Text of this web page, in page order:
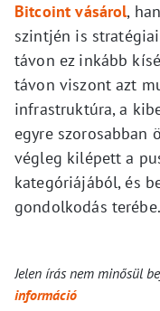
Bitcoint vásárol,
szintjén is
távon ez inkább
távon viszont azt
infrastruktúra, a
egyre szorosabban
végleg kilépett a
kategóriájából, és
gondolkodás terébe.
Jelen írás nem minősül
információ